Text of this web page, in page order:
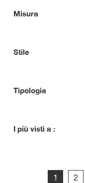
Misura
Stile
Tipologia
I più visti a :
1 2